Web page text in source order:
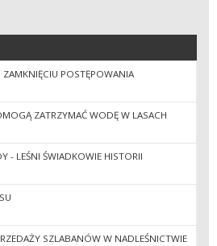
POSTĘPOWANIA
ZATRZYMAĆ WODĘ W LASACH
- LEŚNI ŚWIADKOWIE HISTORII
SZLABANÓW W NADLEŚNICTWIE